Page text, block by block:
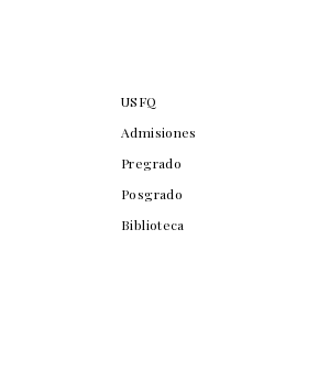
USFQ
Admisiones
Pregrado
Posgrado
Biblioteca